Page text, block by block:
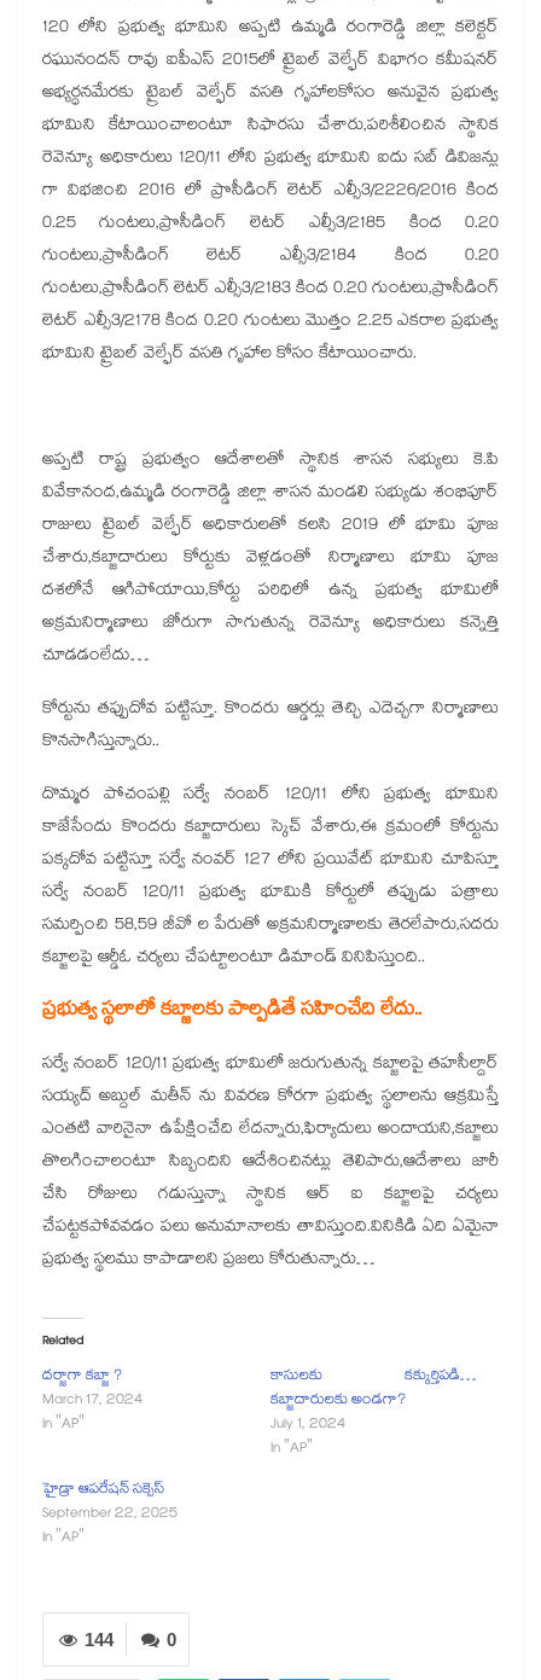
120 లోని ప్రభుత్వ భూమిని అప్పటి ఉమ్మడి రంగారెడ్డి జిల్లా కలెక్టర్
రఘునందన్ రావు ఐపీఎస్ 2015లో ట్రైబల్ వెల్ఫేర్ విభాగం కమీషనర్
అభ్యర్ధనమేరకు ట్రైబల్ వెల్ఫేర్ వసతి గృహాలకోసం అనువైన ప్రభుత్వ
భూమిని కేటాయించాలంటూ సిఫారసు చేశారు,పరిశీలించిన స్థానిక
రెవెన్యూ అధికారులు 120/11 లోని ప్రభుత్వ భూమిని ఐదు సబ్ డివిజన్లు
గా విభజించి 2016 లో ప్రొసీడింగ్ లెటర్ ఎల్సీ3/2226/2016 కింద
0.25 గుంటలు,ప్రొసీడింగ్ లెటర్ ఎల్సీ3/2185 కింద 0.20
గుంటలు,ప్రొసీడింగ్ లెటర్ ఎల్సీ3/2184 కింద 0.20
గుంటలు,ప్రొసీడింగ్ లెటర్ ఎల్సీ3/2183 కింద 0.20 గుంటలు,ప్రొసీడింగ్
లెటర్ ఎల్సీ3/2178 కింద 0.20 గుంటలు మొత్తం 2.25 ఎకరాల ప్రభుత్వ
భూమిని ట్రైబల్ వెల్ఫేర్ వసతి గృహాల కోసం కేటాయించారు.
అప్పటి రాష్ట్ర ప్రభుత్వం ఆదేశాలతో స్థానిక శాసన సభ్యులు కె.పి
వివేకానంద,ఉమ్మడి రంగారెడ్డి జిల్లా శాసన మండలి సభ్యుడు శంభిపూర్
రాజులు ట్రైబల్ వెల్ఫేర్ అధికారులతో కలసి 2019 లో భూమి పూజ
చేశారు,కబ్జాదారులు కోర్టుకు వెళ్లడంతో నిర్మాణాలు భూమి పూజ
దశలోనే ఆగిపోయాయి,కోర్టు పరిధిలో ఉన్న ప్రభుత్వ భూమిలో
అక్రమనిర్మాణాలు జోరుగా సాగుతున్న రెవెన్యూ అధికారులు కన్నెత్తి
చూడడంలేదు…
కోర్టును తప్పుదోవ పట్టిస్తూ. కొందరు ఆర్డర్లు తెచ్చి ఎదెచ్చగా నిర్మాణాలు
కొనసాగిస్తున్నారు..
దొమ్మర పోచంపల్లి సర్వే నంబర్ 120/11 లోని ప్రభుత్వ భూమిని
కాజేసేందు కొందరు కబ్జాదారులు స్కెచ్ వేశారు,ఈ క్రమంలో కోర్టును
పక్కదోవ పట్టిస్తూ సర్వే నంవర్ 127 లోని ప్రయివేట్ భూమిని చూపిస్తూ
సర్వే నంబర్ 120/11 ప్రభుత్వ భూమికి కోర్టులో తప్పుడు పత్రాలు
సమర్పించి 58,59 జీవో ల పేరుతో అక్రమనిర్మాణాలకు తెరలేపారు,సదరు
కబ్జాలపై ఆర్డీఓ చర్యలు చేపట్టాలంటూ డిమాండ్ వినిపిస్తుంది..
ప్రభుత్వ స్థలాలో కబ్జాలకు పాల్పడితే సహించేది లేదు..
సర్వే నంబర్ 120/11 ప్రభుత్వ భూమిలో జరుగుతున్న కబ్జాలపై తహసీల్దార్
సయ్యద్ అబ్దుల్ మతీన్ ను వివరణ కోరగా ప్రభుత్వ స్థలాలను ఆక్రమిస్తే
ఎంతటి వారినైనా ఉపేక్షించేది లేదన్నారు,ఫిర్యాదులు అందాయని,కబ్జాలు
తొలగించాలంటూ సిబ్బందిని ఆదేశించినట్లు తెలిపారు,ఆదేశాలు జారీ
చేసి రోజులు గడుస్తున్నా స్థానిక ఆర్ ఐ కబ్జాలపై చర్యలు
చేపట్టకపోవవడం పలు అనుమానాలకు తావిస్తుంది.వినికిడి ఏది ఏమైనా
ప్రభుత్వ స్థలము కాపాడాలని ప్రజలు కోరుతున్నారు…
Related
దర్జాగా కబ్జా ?
March 17, 2024
In "AP"
కాసులకు కక్కుర్తిపడి…
కబ్జాదారులకు అండగా?
July 1, 2024
In "AP"
హైడ్రా ఆపరేషన్ సక్సెస్
September 22, 2025
In "AP"
0
144